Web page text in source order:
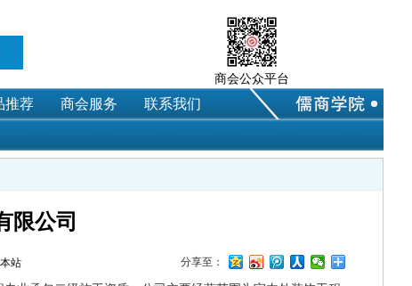
商会公众平台
推荐 商会服务 联系我们
限公司
：本站 分享至：